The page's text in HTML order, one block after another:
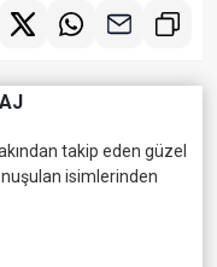
takip eden güzel
isimlerinden